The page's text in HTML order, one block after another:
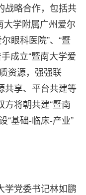
略合作，包括共
大学附属广州爱尔
眼科医院”、“暨
成立“暨南大学爱
资源，强强联
共享、平台共建等
将朝共建“暨南
“基础-临床-产业”
党委书记林如鹏